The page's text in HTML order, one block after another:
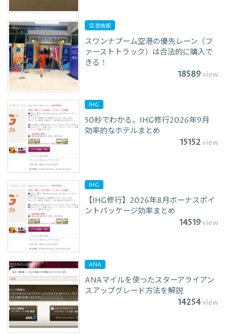
空港情報
スワンナプーム空港の優先レーン（フ
ァーストトラック）は合法的に購入で
きる！
18589view
IHG
50秒でわかる。IHG修行2026年9月
効率的なホテルまとめ
15152 view
IHG
【IHG修行】2026年8月ボーナスポイ
ントパッケージ効率まとめ
14519view
ANA
ANAマイルを使ったスターアライアン
スアップグレード方法を解説
14254view